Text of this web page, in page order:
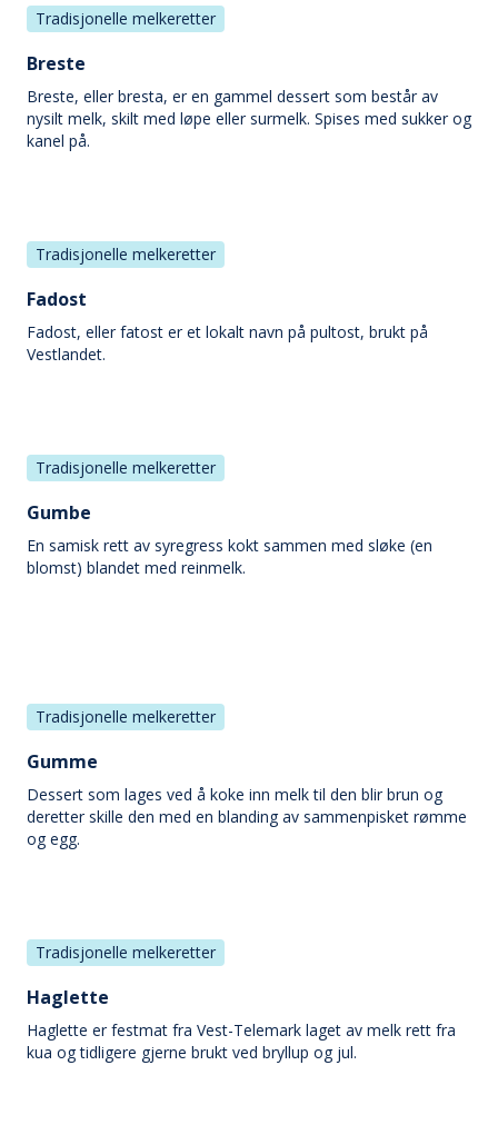
Tradisjonelle melkeretter
Breste
Breste, eller bresta, er en gammel dessert som består av
nysilt melk, skilt med løpe eller surmelk. Spises med sukker og
kanel på.
Tradisjonelle melkeretter
Fadost
Fadost, eller fatost er et lokalt navn på pultost, brukt på
Vestlandet.
Tradisjonelle melkeretter
Gumbe
En samisk rett av syregress kokt sammen med sløke (en
blomst) blandet med reinmelk.
Tradisjonelle melkeretter
Gumme
Dessert som lages ved å koke inn melk til den blir brun og
deretter skille den med en blanding av sammenpisket rømme
og egg.
Tradisjonelle melkeretter
Haglette
Haglette er festmat fra Vest-Telemark laget av melk rett fra
kua og tidligere gjerne brukt ved bryllup og jul.